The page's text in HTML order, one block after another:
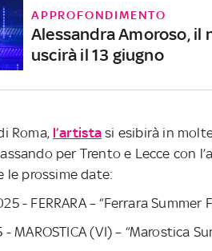
APPROFONDIMENTO
Alessandra Amoroso, il
uscirà il 13 giugno
Roma, l’artista si esibirà in
per Trento e Lecce con
le prossime date:
- FERRARA – “Ferrara Summer
MAROSTICA (VI) – “Marostica